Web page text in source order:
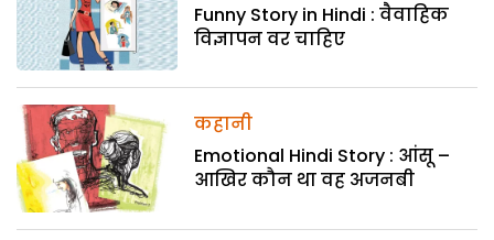
Funny Story in Hindi : वैवाहिक
विज्ञापन वर चाहिए
कहानी
Emotional Hindi Story : आंसू –
आखिर कौन था वह अजनबी